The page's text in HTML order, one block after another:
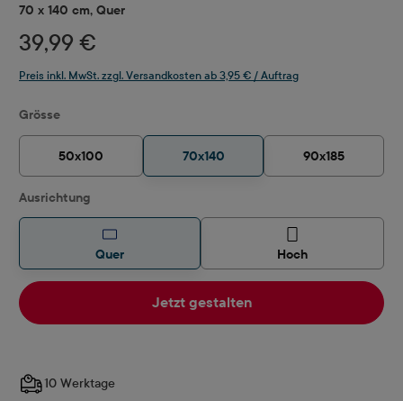
70 x 140 cm, Quer
39,99 €
Preis inkl. MwSt. zzgl. Versandkosten ab 3,95 € / Auftrag
Grösseauswählen
50x100 70x140 90x185
Ausrichtungauswählen
Quer Hoch
Jetzt gestalten
10 Werktage